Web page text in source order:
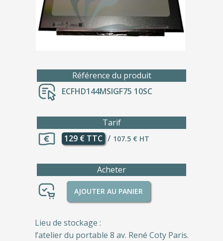
Référence du produit
ECFHD144MSIGF75 10SC
Tarif
129 € TTC / 107.5 € HT
Acheter
AJOUTER AU PANIER
Lieu de stockage :
l’atelier du portable 8 av. René Coty Paris.